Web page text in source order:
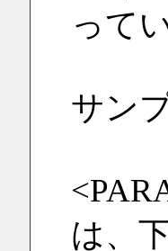
って
サン
は、